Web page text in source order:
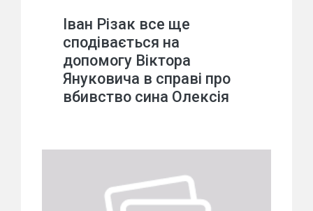
Іван Різак все ще
сподівається на
допомогу Віктора
Януковича в справі про
вбивство сина Олексія